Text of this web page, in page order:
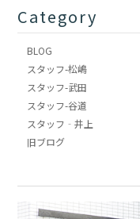
Category
BLOG
スタッフ-松嶋
スタッフ-武田
スタッフ-谷道
スタッフ‐井上
旧ブログ